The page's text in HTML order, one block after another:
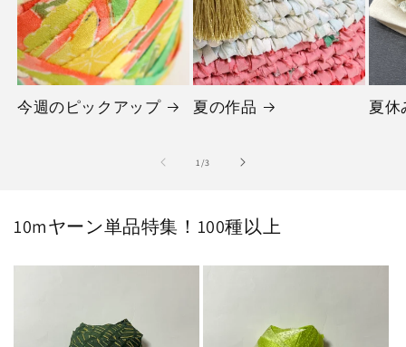
今週のピックアップ 夏の作品 夏休
1/の
3
10mヤーン単品特集！100種以上